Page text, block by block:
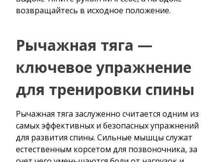
возвращайтесь в исходное положение.
Рычажная тяга —
ключевое упражнение
для тренировки спины
Рычажная тяга заслуженно считается одним из
самых эффективных и безопасных упражнений
для развития спины. Сильные мышцы служат
естественным корсетом для позвоночника, за